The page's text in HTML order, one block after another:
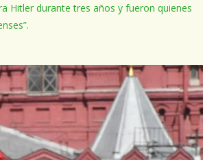
Hitler durante tres años y fueron quienes